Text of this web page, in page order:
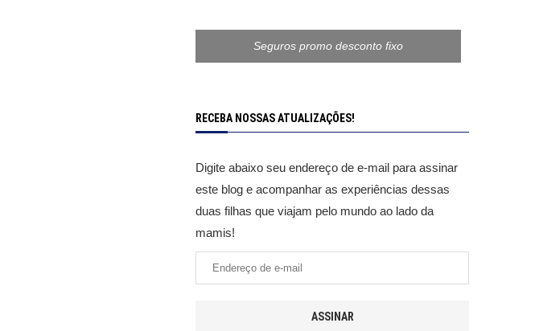
Seguros promo desconto fixo
RECEBA NOSSAS ATUALIZAÇÕES!
Digite abaixo seu endereço de e-mail para assinar
este blog e acompanhar as experiências dessas
duas filhas que viajam pelo mundo ao lado da
mamis!
ASSINAR